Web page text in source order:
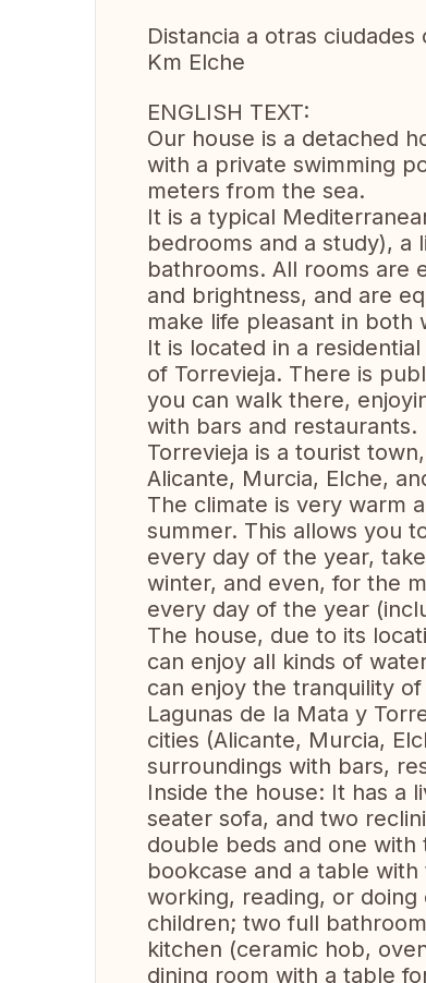
Distancia a otras
Km Elche
ENGLISH TEXT:
Our house is a detached
with a private swimming
meters from the sea.
It is a typical
bedrooms and a study), a
bathrooms. All rooms are
and brightness, and are
make life pleasant in both
It is located in a
of Torrevieja. There is
you can walk there,
with bars and restaurants.
Torrevieja is a tourist
Alicante, Murcia, Elche,
The climate is very warm
summer. This allows you
every day of the year,
winter, and even, for the
every day of the year
The house, due to its
can enjoy all kinds of
can enjoy the tranquility
Lagunas de la Mata y
cities (Alicante, Murcia,
surroundings with bars,
Inside the house: It has a
seater sofa, and two
double beds and one
bookcase and a table
working, reading, or
children; two full
kitchen (ceramic hob,
dining room with a table